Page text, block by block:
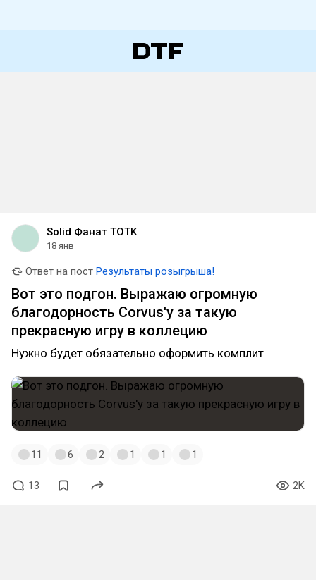
Solid Фанат TOTK
18 янв
Ответ на пост Результаты розыгрыша!
Вот это подгон. Выражаю огромную
благодорность Corvus'у за такую
прекрасную игру в коллецию
Нужно будет обязательно оформить комплит
11 6 2 1 1 1
13 2K